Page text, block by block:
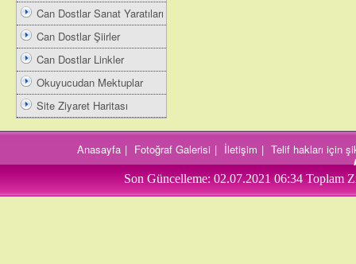
Can Dostlar Sanat Yaratıları
Can Dostlar Şiirler
Can Dostlar Linkler
Okuyucudan Mektuplar
Site Ziyaret Haritası
Anasayfa | Fotoğraf Galerisi | İletişim | Telif hakları için
Son Güncelleme: 02.07.2021 06:34 Toplam